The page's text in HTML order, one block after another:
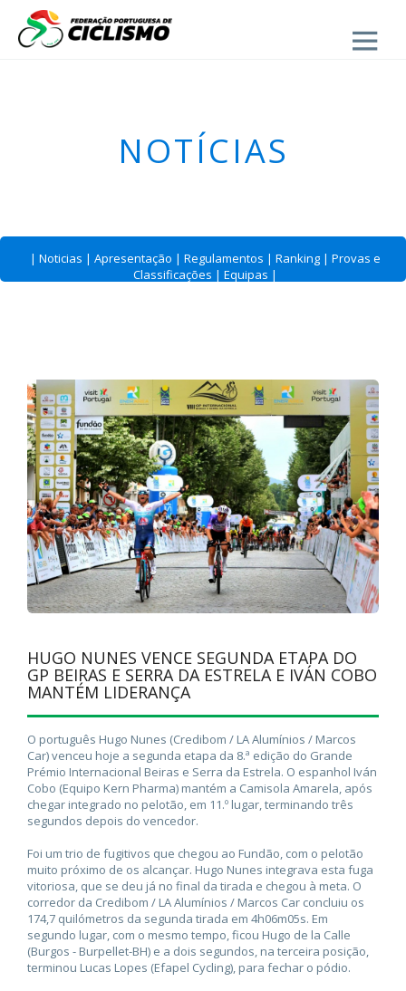
Close
- Estrada
NOTÍCIAS
| Noticias | Apresentação | Regulamentos | Ranking | Provas e
Classificações | Equipas |
HUGO NUNES VENCE SEGUNDA ETAPA DO
GP BEIRAS E SERRA DA ESTRELA E IVÁN COBO
MANTÉM LIDERANÇA
O português Hugo Nunes (Credibom / LA Alumínios / Marcos
Car) venceu hoje a segunda etapa da 8.ª edição do Grande
Prémio Internacional Beiras e Serra da Estrela. O espanhol Iván
Cobo (Equipo Kern Pharma) mantém a Camisola Amarela, após
chegar integrado no pelotão, em 11.º lugar, terminando três
segundos depois do vencedor.
Foi um trio de fugitivos que chegou ao Fundão, com o pelotão
muito próximo de os alcançar. Hugo Nunes integrava esta fuga
vitoriosa, que se deu já no final da tirada e chegou à meta. O
corredor da Credibom / LA Alumínios / Marcos Car concluiu os
174,7 quilómetros da segunda tirada em 4h06m05s. Em
segundo lugar, com o mesmo tempo, ficou Hugo de la Calle
(Burgos - Burpellet-BH) e a dois segundos, na terceira posição,
terminou Lucas Lopes (Efapel Cycling), para fechar o pódio.